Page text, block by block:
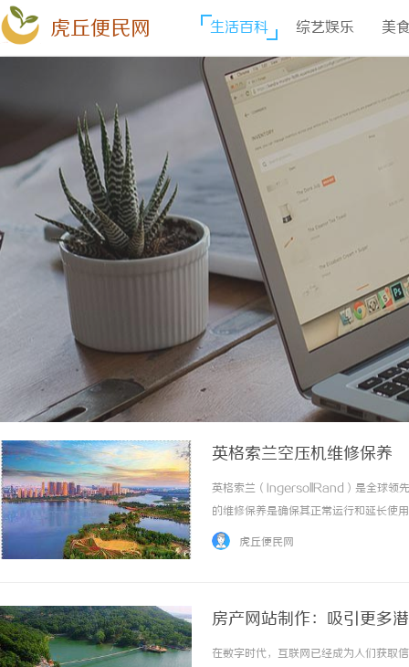
虎丘便民网 生活百科 综艺娱乐 美
英格索兰空压机维修保养
英格索兰（IngersollRand）是全球领
的维修保养是确保其正常运行和延长使
气阀和曲轴。确保这些元件的密封性和
虎丘便民网
房产网站制作：吸引更多
在数字时代，互联网已经成为人们获取